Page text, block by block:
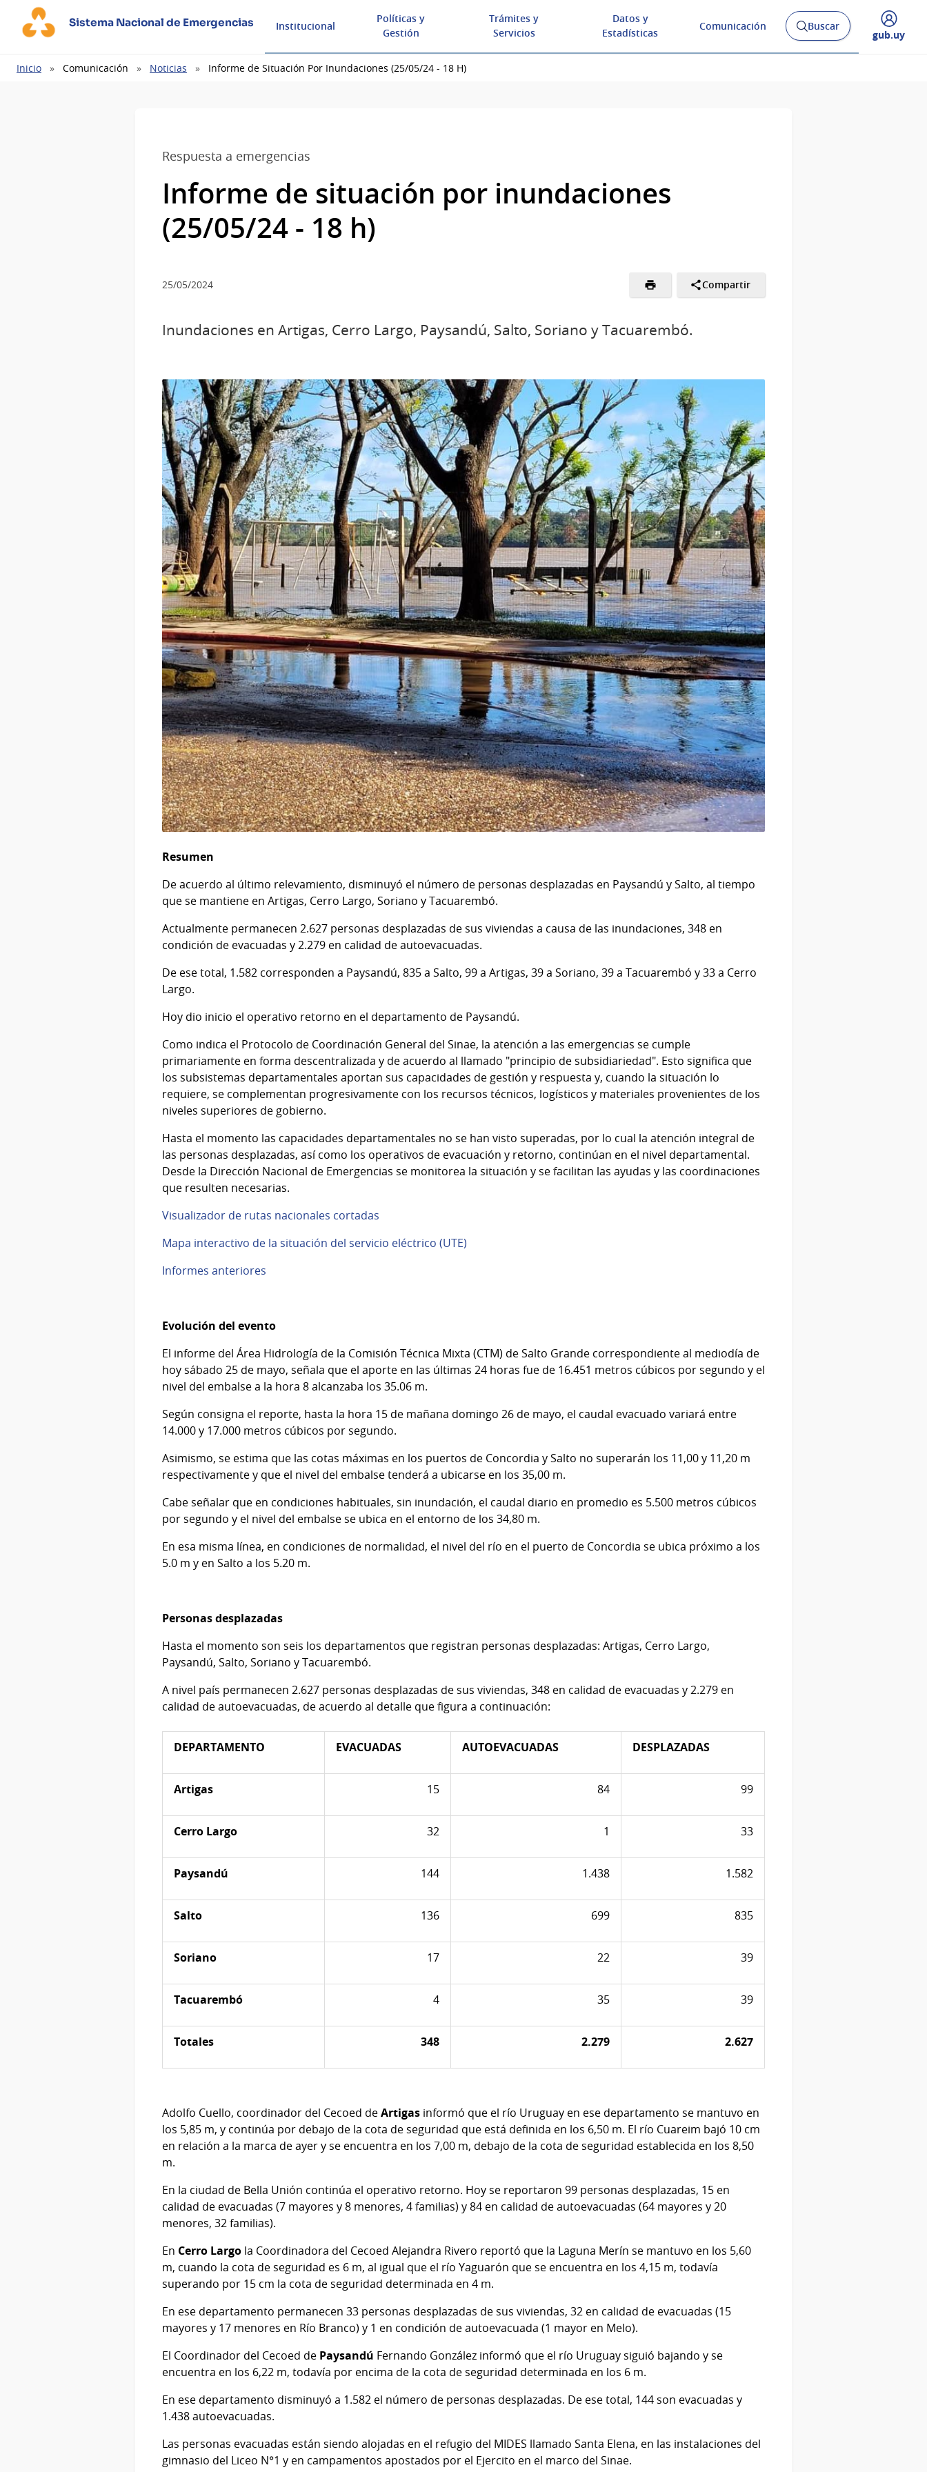
Sistema Nacional de Emergencias Institucional
Políticas y
Gestión
Trámites y
Servicios
Datos y
Estadísticas
Comunicación
AbrirBuscar
Desplegar
gub.uy
Ruta
Inicio Comunicación Noticias Informe de Situación Por Inundaciones (25/05/24 - 18 H)
Respuesta a emergencias
Informe de situación por inundaciones
(25/05/24 - 18 h)
25/05/2024 Compartir
Inundaciones en Artigas, Cerro Largo, Paysandú, Salto, Soriano y Tacuarembó.
Resumen
De acuerdo al último relevamiento, disminuyó el número de personas desplazadas en Paysandú y Salto, al tiempo
que se mantiene en Artigas, Cerro Largo, Soriano y Tacuarembó.
Actualmente permanecen 2.627 personas desplazadas de sus viviendas a causa de las inundaciones, 348 en
condición de evacuadas y 2.279 en calidad de autoevacuadas.
De ese total, 1.582 corresponden a Paysandú, 835 a Salto, 99 a Artigas, 39 a Soriano, 39 a Tacuarembó y 33 a Cerro
Largo.
Hoy dio inicio el operativo retorno en el departamento de Paysandú.
Como indica el Protocolo de Coordinación General del Sinae, la atención a las emergencias se cumple
primariamente en forma descentralizada y de acuerdo al llamado "principio de subsidiariedad". Esto significa que
los subsistemas departamentales aportan sus capacidades de gestión y respuesta y, cuando la situación lo
requiere, se complementan progresivamente con los recursos técnicos, logísticos y materiales provenientes de los
niveles superiores de gobierno.
Hasta el momento las capacidades departamentales no se han visto superadas, por lo cual la atención integral de
las personas desplazadas, así como los operativos de evacuación y retorno, continúan en el nivel departamental.
Desde la Dirección Nacional de Emergencias se monitorea la situación y se facilitan las ayudas y las coordinaciones
que resulten necesarias.
Visualizador de rutas nacionales cortadas
Mapa interactivo de la situación del servicio eléctrico (UTE)
Informes anteriores
Evolución del evento
El informe del Área Hidrología de la Comisión Técnica Mixta (CTM) de Salto Grande correspondiente al mediodía de
hoy sábado 25 de mayo, señala que el aporte en las últimas 24 horas fue de 16.451 metros cúbicos por segundo y el
nivel del embalse a la hora 8 alcanzaba los 35.06 m.
Según consigna el reporte, hasta la hora 15 de mañana domingo 26 de mayo, el caudal evacuado variará entre
14.000 y 17.000 metros cúbicos por segundo.
Asimismo, se estima que las cotas máximas en los puertos de Concordia y Salto no superarán los 11,00 y 11,20 m
respectivamente y que el nivel del embalse tenderá a ubicarse en los 35,00 m.
Cabe señalar que en condiciones habituales, sin inundación, el caudal diario en promedio es 5.500 metros cúbicos
por segundo y el nivel del embalse se ubica en el entorno de los 34,80 m.
En esa misma línea, en condiciones de normalidad, el nivel del río en el puerto de Concordia se ubica próximo a los
5.0 m y en Salto a los 5.20 m.
Personas desplazadas
Hasta el momento son seis los departamentos que registran personas desplazadas: Artigas, Cerro Largo,
Paysandú, Salto, Soriano y Tacuarembó.
A nivel país permanecen 2.627 personas desplazadas de sus viviendas, 348 en calidad de evacuadas y 2.279 en
calidad de autoevacuadas, de acuerdo al detalle que figura a continuación:
DEPARTAMENTO EVACUADAS AUTOEVACUADAS DESPLAZADAS
Artigas 15 84 99
Cerro Largo 32 1 33
Paysandú 144 1.438 1.582
Salto 136 699 835
Soriano 17 22 39
Tacuarembó 4 35 39
Totales 348 2.279 2.627
Adolfo Cuello, coordinador del Cecoed deArtigas informó que el río Uruguay en ese departamento se mantuvo en
los 5,85 m, y continúa por debajo de la cota de seguridad que está definida en los 6,50 m. El río Cuareim bajó 10 cm
en relación a la marca de ayer y se encuentra en los 7,00 m, debajo de la cota de seguridad establecida en los 8,50
m.
En la ciudad de Bella Unión continúa el operativo retorno. Hoy se reportaron 99 personas desplazadas, 15 en
calidad de evacuadas (7 mayores y 8 menores, 4 familias) y 84 en calidad de autoevacuadas (64 mayores y 20
menores, 32 familias).
En Cerro Largo la Coordinadora del Cecoed Alejandra Rivero reportó que la Laguna Merín se mantuvo en los 5,60
m, cuando la cota de seguridad es 6 m, al igual que el río Yaguarón que se encuentra en los 4,15 m, todavía
superando por 15 cm la cota de seguridad determinada en 4 m.
En ese departamento permanecen 33 personas desplazadas de sus viviendas, 32 en calidad de evacuadas (15
mayores y 17 menores en Río Branco) y 1 en condición de autoevacuada (1 mayor en Melo).
El Coordinador del Cecoed de Paysandú Fernando González informó que el río Uruguay siguió bajando y se
encuentra en los 6,22 m, todavía por encima de la cota de seguridad determinada en los 6 m.
En ese departamento disminuyó a 1.582 el número de personas desplazadas. De ese total, 144 son evacuadas y
1.438 autoevacuadas.
Las personas evacuadas están siendo alojadas en el refugio del MIDES llamado Santa Elena, en las instalaciones del
gimnasio del Liceo N°1 y en campamentos apostados por el Ejercito en el marco del Sinae.